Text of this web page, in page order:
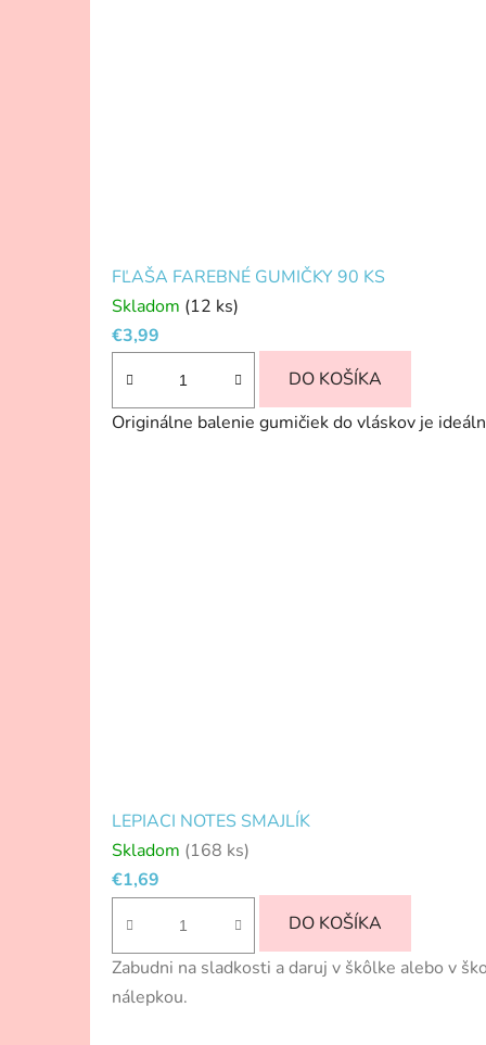
FĽAŠA FAREBNÉ GUMIČKY 90 KS
Skladom (12 ks)
€3,99
DO KOŠÍKA
Originálne balenie gumičiek do vláskov je
LEPIACI NOTES SMAJLÍK
Skladom (168 ks)
€1,69
DO KOŠÍKA
Zabudni na sladkosti a daruj v škôlke alebo v
nálepkou.